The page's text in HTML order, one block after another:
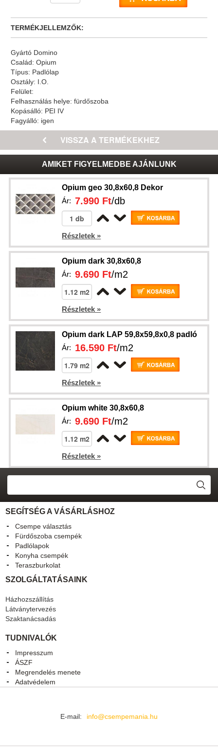
TERMÉKJELLEMZŐK:
Gyártó Domino
Család:Opium
Típus: Padlólap
Osztály: I.O.
Felület:
Felhasználás helye:fürdőszoba
Kopásálló: PEI IV
Fagyálló: igen
AMIKET FIGYELMEDBE AJÁNLUNK
Opium geo 30,8x60,8 Dekor
Ár:7.990 Ft/db
Részletek »
Opium dark 30,8x60,8
Ár:9.690 Ft/m2
Részletek »
Opium dark LAP 59,8x59,8x0,8 padló
Ár: 16.590 Ft/m2
Részletek »
Opium white 30,8x60,8
Ár:9.690 Ft/m2
Részletek »
SEGÍTSÉG A VÁSÁRLÁSHOZ
Csempe választás
Fürdőszoba csempék
Padlólapok
Konyha csempék
Teraszburkolat
SZOLGÁLTATÁSAINK
Házhozszállítás
Látványtervezés
Szaktanácsadás
TUDNIVALÓK
Impresszum
ÁSZF
Megrendelés menete
Adatvédelem
E-mail: info@csempemania.hu